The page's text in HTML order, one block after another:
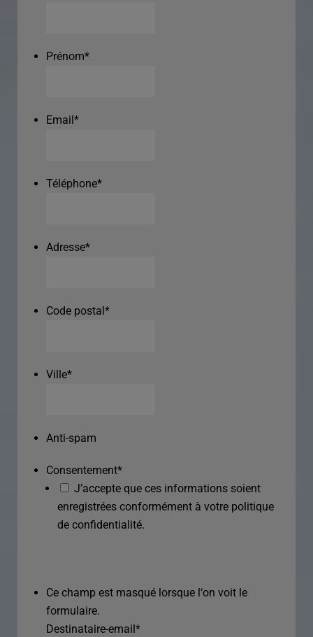
Prénom*
Email*
Téléphone*
Adresse*
Code postal*
Ville*
Anti-spam
Consentement*
J’accepte que ces informations soient
enregistrées conformément à votre politique
de confidentialité.
Ce champ est masqué lorsque l‘on voit le
formulaire.
Destinataire-email*